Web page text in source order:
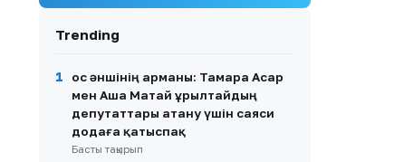
8
Димаш Құдайберген
айтып, желіде пікірталас
Қазақстандық хоккейші
Бұлбұл Қартанбай
Канададағы беделді
университетке жұмысқа
орналасты
Trending
1
Қос әншінің арманы: Тамара Асар
мен Аша Матай Құрылтайдың
депутаттары атану үшін саяси
додаға қатыспақ
Басты тақырып